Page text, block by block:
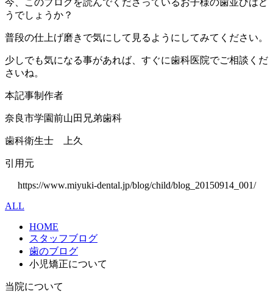
うでしょうか？
普段の仕上げ磨きで気にして見るようにしてみてください。
少しでも気になる事があれば、すぐに歯科医院でご相談くだ
さいね。
本記事制作者
奈良市学園前山田兄弟歯科
歯科衛生士 上久
引用元
https://www.miyuki-dental.jp/blog/child/blog_20150914_001/
ALL
HOME
スタッフブログ
歯のブログ
小児矯正について
当院について